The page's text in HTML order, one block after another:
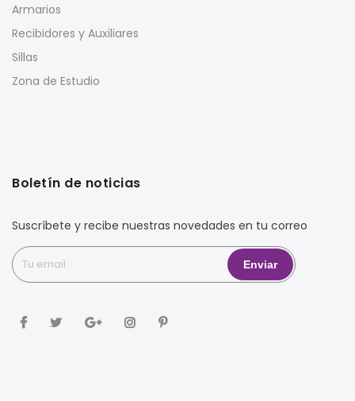
Armarios
Recibidores y Auxiliares
Sillas
Zona de Estudio
Boletín de noticias
Suscríbete y recibe nuestras novedades en tu correo